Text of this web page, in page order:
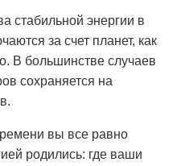
стабильной энергии в
за счет планет, как
В большинстве случаев
сохраняется на
вы все равно
родились: где ваши